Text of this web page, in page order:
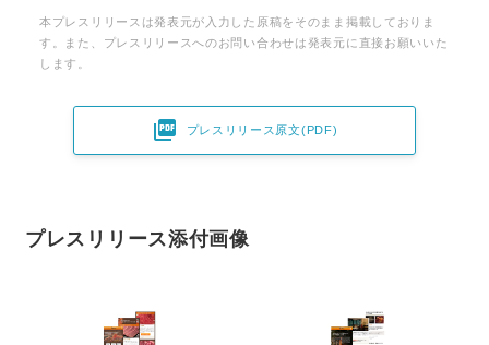
本プレスリリースは発表元が入力した原稿をそのまま掲載しておりま
す。また、プレスリリースへのお問い合わせは発表元に直接お願いいた
します。
 プレスリリース原文(PDF)
プレスリリース添付画像